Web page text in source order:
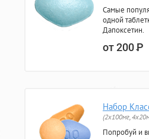
Самые
одной
Дапоксетин.
от 200Р
Набор
(2x100мг,
Попробуй и